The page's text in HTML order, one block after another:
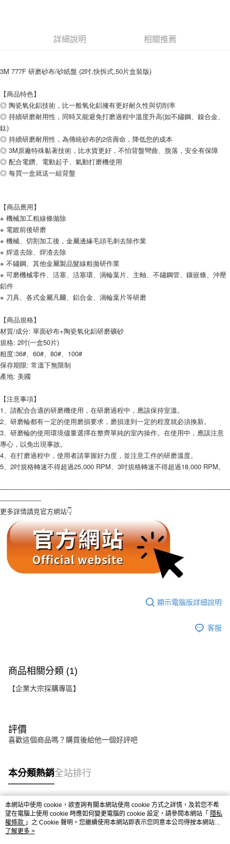
詳細說明 相關推薦
3M 777F 研磨砂布/砂紙盤 (2吋,快拆式,50片盒裝版)
【商品特色】
◎ 陶瓷氧化鋁技術，比一般氧化鋁擁有更好耐久性與切削率
◎ 持續研磨耐用性，同時又能避免打磨過程中溫度升高(如不鏽鋼、鎳合金、
鈦)
◎ 持續研磨耐用性，為傳統砂布的2倍壽命，降低您的成本
◎ 3M原廠特殊黏著技術，比水貨更好，不怕背盤彎曲、脫落，安全有保障
◎ 配合電鑽、電動起子、氣動打磨機使用
◎ 每買一盒就送一組背盤
【商品應用】
※ 機械加工粗線條拋除
※ 電鍍前後研磨
※ 機械、切割加工後，金屬邊緣毛頭毛刺去除作業
※ 焊道去除、焊渣去除
※ 不鏽鋼、其他金屬製品髮線粗拋研作業
※ 可磨機械零件、活塞、活塞環、渦輪葉片、主軸、不鏽鋼管、鑲嵌條、沖壓
鋁件
※ 刀具、各式金屬凡爾、鋁合金、渦輪葉片等研磨
【商品規格】
材質/成分: 單面砂布+陶瓷氧化鋁研磨礦砂
規格: 2吋(一盒50片)
粗度:36#、60#、80#、100#
保存期限: 常溫下無限制
產地: 美國
【注意事項】
1、請配合合適的研磨機使用，在研磨過程中，應該保持室溫。
2、研磨輪都有一定的使用磨損要求，磨損達到一定的程度就必須換新。
3、研磨輪的使用環境儘量選擇在整齊單純的室內操作。在使用中，應該注意
專心，以免出現事故。
4、在打磨過程中，使用者請掌握好力度，並注意工件的研磨溫度。
5、2吋規格轉速不得超過25,000 RPM、3吋規格轉速不得超過18,000 RPM。
----------------------------------------------------------------------------------------------------------------
--------------------
更多詳情請見官方網站👇
顯示電腦版詳細說明
客服
商品相關分類 (1)
【企業大宗採購專區】
評價
喜歡這個商品嗎？購買後給他一個好評吧
本分類熱銷全站排行
熱門標籤
本網站中使用 cookie，欲查詢有關本網站使用 cookie 方式之詳情，及若您不希
望在電腦上使用 cookie 時應如何變更電腦的 cookie 設定，請參閱本網站「 隱私
權條款 」之 Cookie 聲明。您繼續使用本網站即表示您同意本公司得按本網站使
用條款之 Cookie 聲明使用 cookie。
了解更多 >